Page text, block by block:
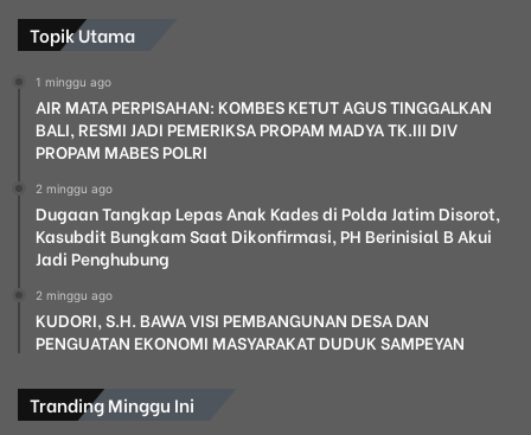
Topik Utama
1 minggu ago
AIR MATA PERPISAHAN: KOMBES KETUT AGUS TINGGALKAN
BALI, RESMI JADI PEMERIKSA PROPAM MADYA TK.III DIV
PROPAM MABES POLRI
2 minggu ago
Dugaan Tangkap Lepas Anak Kades di Polda Jatim Disorot,
Kasubdit Bungkam Saat Dikonfirmasi, PH Berinisial B Akui
Jadi Penghubung
2 minggu ago
KUDORI, S.H. BAWA VISI PEMBANGUNAN DESA DAN
PENGUATAN EKONOMI MASYARAKAT DUDUK SAMPEYAN
Tranding Minggu Ini